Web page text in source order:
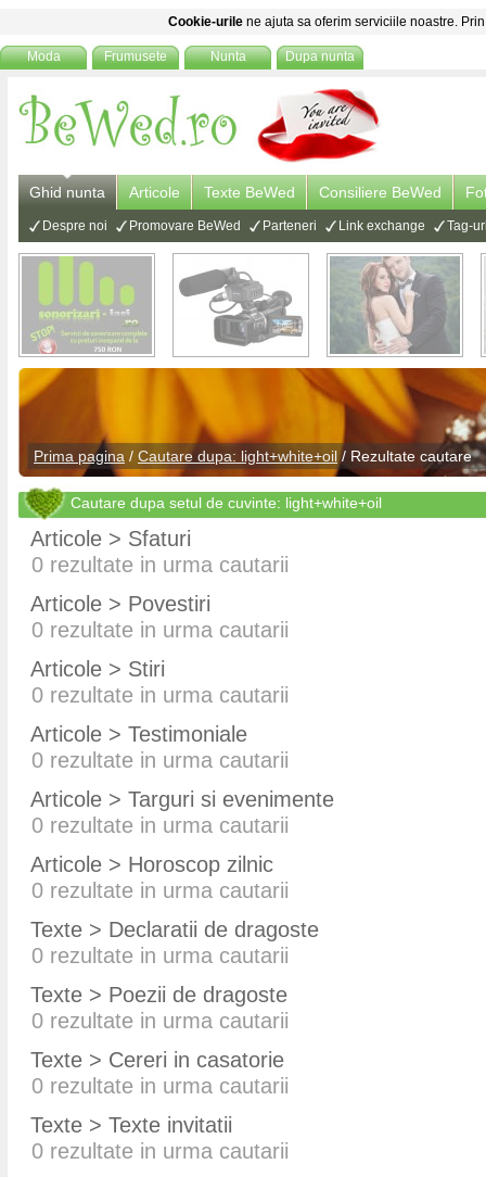
Cookie-urile ne ajuta sa oferim serviciile noastre.
Moda Frumusete Nunta Dupa nunta
Ghid nunta Articole Texte BeWed Consiliere BeWed
Despre noi Promovare BeWed Parteneri Link exchange Tag-
Prima pagina / Cautare dupa: light+white+oil/ Rezultate cautare
Cautare dupa setul de cuvinte: light+white+oil
Articole > Sfaturi
0 rezultate in urma cautarii
Articole > Povestiri
0 rezultate in urma cautarii
Articole > Stiri
0 rezultate in urma cautarii
Articole > Testimoniale
0 rezultate in urma cautarii
Articole > Targuri si evenimente
0 rezultate in urma cautarii
Articole > Horoscop zilnic
0 rezultate in urma cautarii
Texte > Declaratii de dragoste
0 rezultate in urma cautarii
Texte > Poezii de dragoste
0 rezultate in urma cautarii
Texte > Cereri in casatorie
0 rezultate in urma cautarii
Texte > Texte invitatii
0 rezultate in urma cautarii